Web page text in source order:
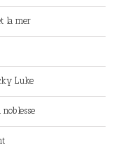
la mer
Luke
noblesse